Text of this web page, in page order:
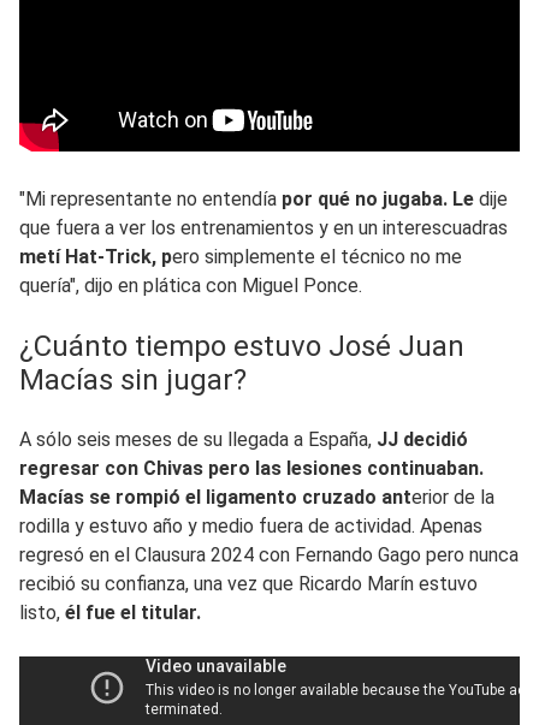
"Mi representante no entendía por qué no jugaba. Le dije
que fuera a ver los entrenamientos y en un interescuadras
metí Hat-Trick, pero simplemente el técnico no me
quería", dijo en plática con Miguel Ponce.
¿Cuánto tiempo estuvo José Juan
Macías sin jugar?
A sólo seis meses de su llegada a España, JJ decidió
regresar con Chivas pero las lesiones continuaban.
Macías se rompió el ligamento cruzado anterior de la
rodilla y estuvo año y medio fuera de actividad. Apenas
regresó en el Clausura 2024 con Fernando Gago pero nunca
recibió su confianza, una vez que Ricardo Marín estuvo
listo, él fue el titular.